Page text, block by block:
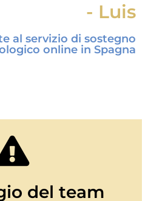
- Luis
al servizio di sostegno
online in Spagna
del team